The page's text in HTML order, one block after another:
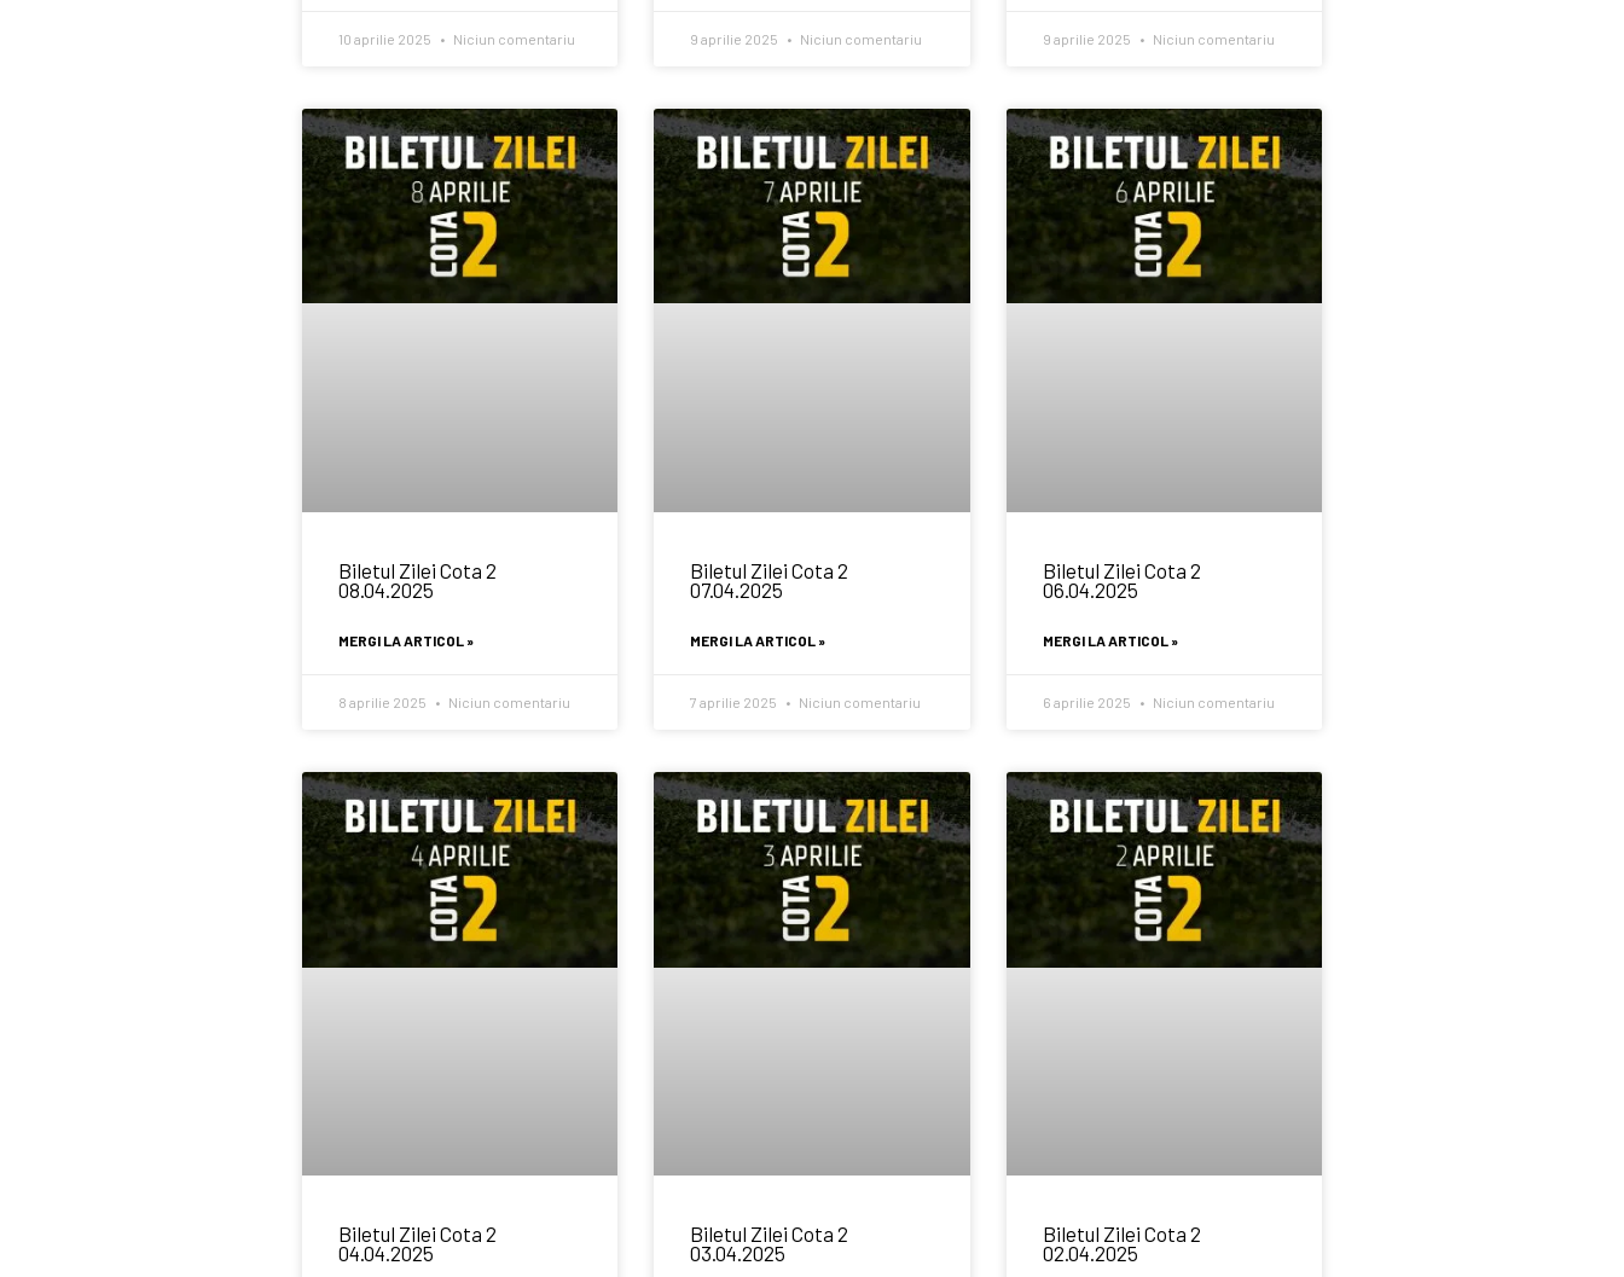
10 aprilie 2025 Niciun comentariu 9 aprilie 2025 Niciun comentariu 9 aprilie 2025 Niciun comentariu
Biletul Zilei Cota 2
08.04.2025
MERGI LA ARTICOL »
8 aprilie 2025 Niciun comentariu
Biletul Zilei Cota 2
07.04.2025
MERGI LA ARTICOL »
7 aprilie 2025 Niciun comentariu
Biletul Zilei Cota 2
06.04.2025
MERGI LA ARTICOL »
6 aprilie 2025 Niciun comentariu
Biletul Zilei Cota 2
04.04.2025
Biletul Zilei Cota 2
03.04.2025
Biletul Zilei Cota 2
02.04.2025